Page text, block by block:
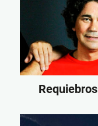
Requiebros